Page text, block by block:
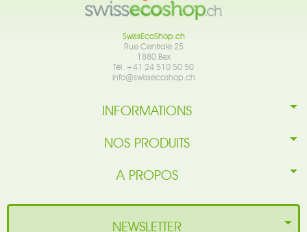
SwissEcoShop.ch
Rue Centrale 25
1880 Bex
Tél. +41 24 510 50 50
info@swissecoshop.ch
INFORMATIONS
NOS PRODUITS
A PROPOS
NEWSLETTER